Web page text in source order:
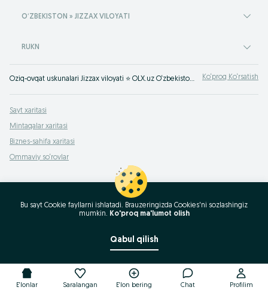
OʻZBEKISTON » JIZZAX VILOYATI
RUKN
Oziq-ovqat uskunalari Jizzax viloyati ⭐ OLX.uz O‘zbekiston e‘lonlar taxtasida tez va oson xizmatni topish yoki ko‘rsatish mumkin ✔️ Eng yaxshi xizmatni OLX.uzda toping! Ko‘proq Ko‘rsatish
Sayt xaritasi
Mintaqalar xaritasi
Biznes-sahifa xaritasi
Ommaviy so‘rovlar
E'lonlar Saralangan E'lon bering Chat Profilim
Bu sayt Cookie fayllarni ishlatadi. Brauzeringizda Cookies'ni sozlashingiz
mumkin. Ko'proq ma'lumot olish
Qabul qilish